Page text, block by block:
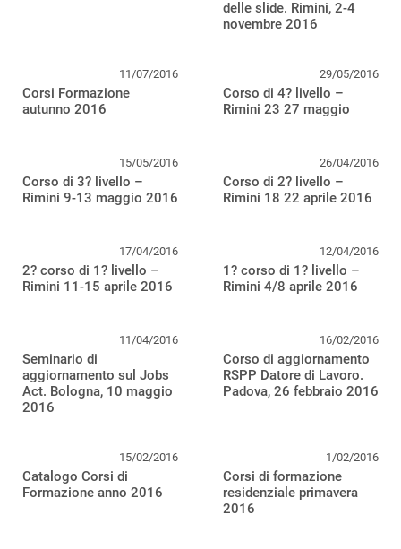
delle slide. Rimini, 2-4
novembre 2016
11/07/2016
Corsi Formazione
autunno 2016
29/05/2016
Corso di 4? livello –
Rimini 23 27 maggio
15/05/2016
Corso di 3? livello –
Rimini 9-13 maggio 2016
26/04/2016
Corso di 2? livello –
Rimini 18 22 aprile 2016
17/04/2016
2? corso di 1? livello –
Rimini 11-15 aprile 2016
12/04/2016
1? corso di 1? livello –
Rimini 4/8 aprile 2016
11/04/2016
Seminario di
aggiornamento sul Jobs
Act. Bologna, 10 maggio
2016
16/02/2016
Corso di aggiornamento
RSPP Datore di Lavoro.
Padova, 26 febbraio 2016
15/02/2016
Catalogo Corsi di
Formazione anno 2016
1/02/2016
Corsi di formazione
residenziale primavera
2016